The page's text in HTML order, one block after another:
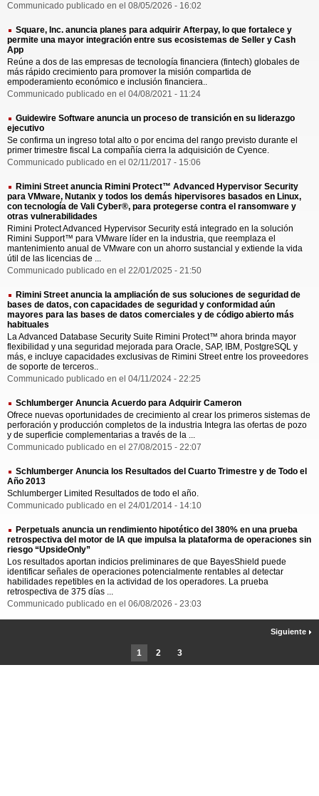
Communicado publicado en el 08/05/2026 - 16:02
Square, Inc. anuncia planes para adquirir Afterpay, lo que fortalece y
permite una mayor integración entre sus ecosistemas de Seller y Cash
App
Reúne a dos de las empresas de tecnología financiera (fintech) globales de
más rápido crecimiento para promover la misión compartida de
empoderamiento económico e inclusión financiera..
Communicado publicado en el 04/08/2021 - 11:24
Guidewire Software anuncia un proceso de transición en su liderazgo
ejecutivo
Se confirma un ingreso total alto o por encima del rango previsto durante el
primer trimestre fiscal La compañía cierra la adquisición de Cyence.
Communicado publicado en el 02/11/2017 - 15:06
Rimini Street anuncia Rimini Protect™ Advanced Hypervisor Security
para VMware, Nutanix y todos los demás hipervisores basados en Linux,
con tecnología de Vali Cyber®, para protegerse contra el ransomware y
otras vulnerabilidades
Rimini Protect Advanced Hypervisor Security está integrado en la solución
Rimini Support™ para VMware líder en la industria, que reemplaza el
mantenimiento anual de VMware con un ahorro sustancial y extiende la vida
útil de las licencias de ...
Communicado publicado en el 22/01/2025 - 21:50
Rimini Street anuncia la ampliación de sus soluciones de seguridad de
bases de datos, con capacidades de seguridad y conformidad aún
mayores para las bases de datos comerciales y de código abierto más
habituales
La Advanced Database Security Suite Rimini Protect™ ahora brinda mayor
flexibilidad y una seguridad mejorada para Oracle, SAP, IBM, PostgreSQL y
más, e incluye capacidades exclusivas de Rimini Street entre los proveedores
de soporte de terceros..
Communicado publicado en el 04/11/2024 - 22:25
Schlumberger Anuncia Acuerdo para Adquirir Cameron
Ofrece nuevas oportunidades de crecimiento al crear los primeros sistemas de
perforación y producción completos de la industria Integra las ofertas de pozo
y de superficie complementarias a través de la ...
Communicado publicado en el 27/08/2015 - 22:07
Schlumberger Anuncia los Resultados del Cuarto Trimestre y de Todo el
Año 2013
Schlumberger Limited Resultados de todo el año.
Communicado publicado en el 24/01/2014 - 14:10
Perpetuals anuncia un rendimiento hipotético del 380% en una prueba
retrospectiva del motor de IA que impulsa la plataforma de operaciones sin
riesgo “UpsideOnly”
Los resultados aportan indicios preliminares de que BayesShield puede
identificar señales de operaciones potencialmente rentables al detectar
habilidades repetibles en la actividad de los operadores. La prueba
retrospectiva de 375 días ...
Communicado publicado en el 06/08/2026 - 23:03
1 2 3
Siguiente